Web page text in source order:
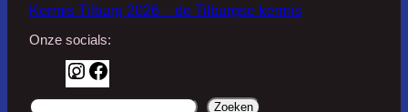
Kermis Tilburg 2026 – de Tilburgse kermis
Onze socials:
I
n
a
d Zoeken